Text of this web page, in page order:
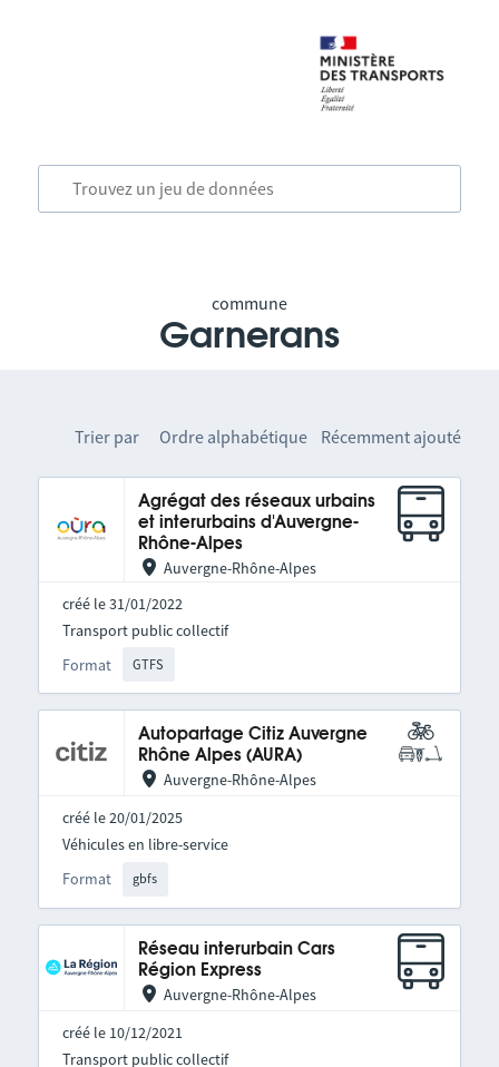
commune
Garnerans
Trier par Ordre alphabétique Récemment ajouté
Agrégat des réseaux urbains
et interurbains d'Auvergne-
Rhône-Alpes
Auvergne-Rhône-Alpes
créé le 31/01/2022
Format GTFS
Transport public collectif
Autopartage Citiz Auvergne
Rhône Alpes (AURA)
Auvergne-Rhône-Alpes
créé le 20/01/2025
Format gbfs
Véhicules en libre-service
Réseau interurbain Cars
Région Express
Auvergne-Rhône-Alpes
créé le 10/12/2021
Transport public collectif